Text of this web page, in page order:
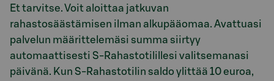
Et tarvitse. Voit aloittaa jatkuvan
rahastosäästämisen ilman alkupääomaa. Avattuasi
palvelun määrittelemäsi summa siirtyy
automaattisesti S-Rahastotilillesi valitsemanasi
päivänä. Kun S-Rahastotilin saldo ylittää 10 euroa,